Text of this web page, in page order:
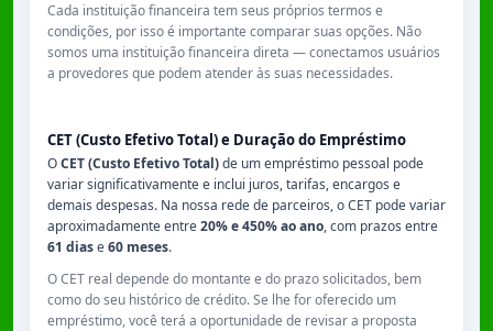
Cada instituição financeira tem seus próprios termos e
condições, por isso é importante comparar suas opções. Não
somos uma instituição financeira direta — conectamos usuários
a provedores que podem atender às suas necessidades.
CET (Custo Efetivo Total) e Duração do Empréstimo
OCET (Custo Efetivo Total)de um empréstimo pessoal pode
variar significativamente e inclui juros, tarifas, encargos e
demais despesas. Na nossa rede de parceiros, o CET pode variar
aproximadamente entre20% e 450% ao ano, com prazos entre
61 diase60 meses.
O CET real depende do montante e do prazo solicitados, bem
como do seu histórico de crédito. Se lhe for oferecido um
empréstimo, você terá a oportunidade de revisar a proposta